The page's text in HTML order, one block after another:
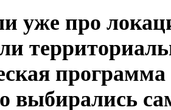
уже про
выбирались